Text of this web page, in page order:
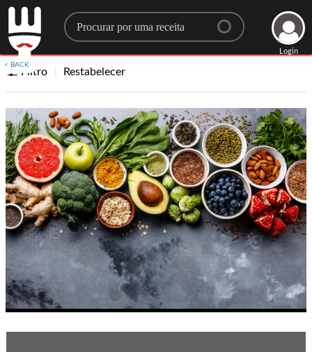
Search for a recipe
Login
Filtro Restabelecer
< BACK